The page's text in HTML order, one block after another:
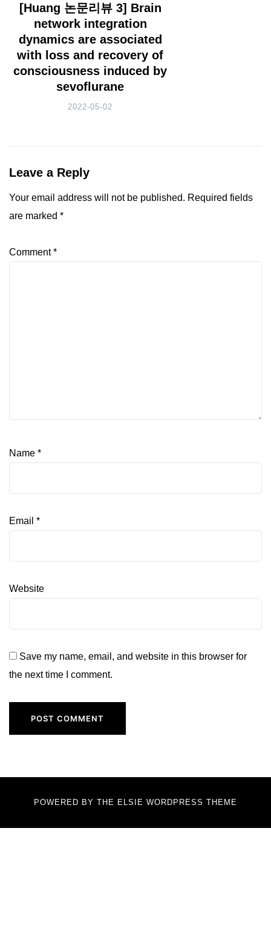
[Huang 논문리뷰 3] Brain
network integration
dynamics are associated
with loss and recovery of
consciousness induced by
sevoflurane
2022-05-02
Leave a Reply
Your email address will not be published. Required fields
are marked *
Comment*
Name *
Email *
Website
Save my name, email, and website in this browser for
the next time I comment.
POWERED BY THE ELSIE WORDPRESS THEME